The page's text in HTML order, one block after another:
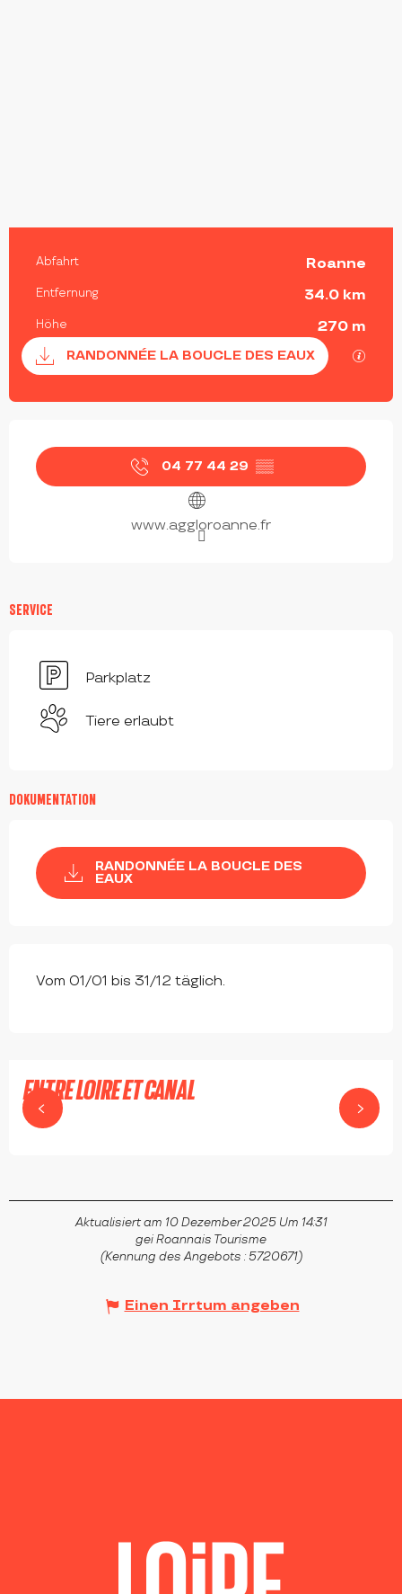
PRAKTISCHE INFORMATIONEN
Abfahrt Roanne
Entfernung 34.0 km
Höhe 270 m
Dokumentation
RANDONNÉE LA BOUCLE DES EAUX Mit
ÖFFNUNGSZEITEN & KONTAKTDATEN
04 77 44 29 ▒▒
www.aggloroanne.fr
SERVICE
Parkplatz
Tiere erlaubt
DOKUMENTATION
RANDONNÉE LA BOUCLE DES
EAUX
Vom 01/01 bis 31/12 täglich.
ENTRE LOIRE ET CANAL
ROANNE
Aktualisiert am 10 Dezember 2025 Um 14:31
gei Roannais Tourisme
(Kennung des Angebots : 5720671)
Einen Irrtum angeben